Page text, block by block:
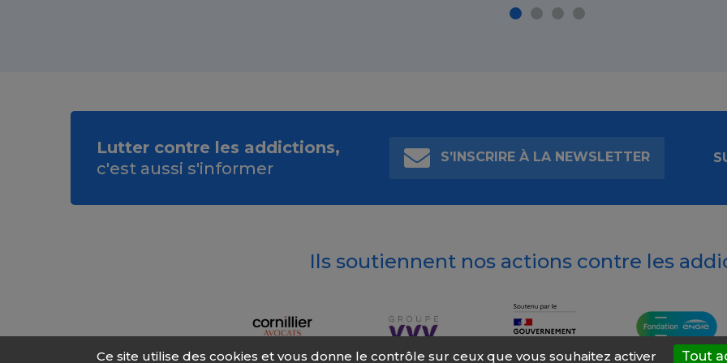
Lutter contre les addictions,
c'est aussi s'informer
S’INSCRIRE À LA NEWSLETTER
Ils soutiennent nos actions contre les
Ce site utilise des cookies et vous donne le contrôle sur ceux que vous souhaitez activer Tout